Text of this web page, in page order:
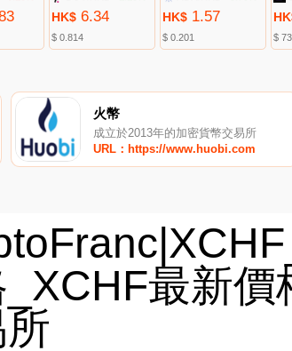
HK$6.34
$ 0.814
HK$1.57
$ 0.201 $
火幣
成立於2013年的加密貨幣交易所
URL：https://www.huobi.com
最新價